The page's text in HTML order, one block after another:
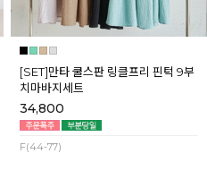
[SET]만타 쿨스판 링클프리 핀턱 9부
치마바지세트
34,800
F(44-77)